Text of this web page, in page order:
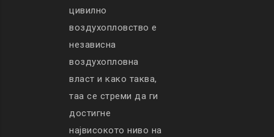
цивилно
воздухопловство е
независна
воздухопловна
власт и како таква,
таа се стреми да ги
достигне
највисокото ниво на